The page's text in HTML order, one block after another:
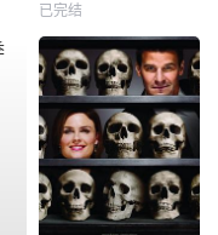
已完结